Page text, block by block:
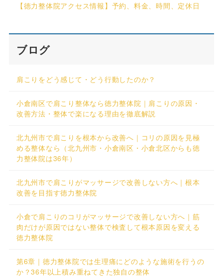
【徳力整体院アクセス情報】予約、料金、時間、定休日
ブログ
肩こりをどう感じて・どう行動したのか？
小倉南区で肩こり整体なら徳力整体院｜肩こりの原因・
改善方法・整体で楽になる理由を徹底解説
北九州市で肩こりを根本から改善へ｜コリの原因を見極
める整体なら（北九州市・小倉南区・小倉北区からも徳
力整体院は36年）
北九州市で肩こりがマッサージで改善しない方へ｜根本
改善を目指す徳力整体院
小倉で肩こりのコリがマッサージで改善しない方へ｜筋
肉だけが原因ではない整体で検査して根本原因を変える
徳力整体院
第6章｜徳力整体院では生理痛にどのような施術を行うの
か？36年以上積み重ねてきた独自の整体